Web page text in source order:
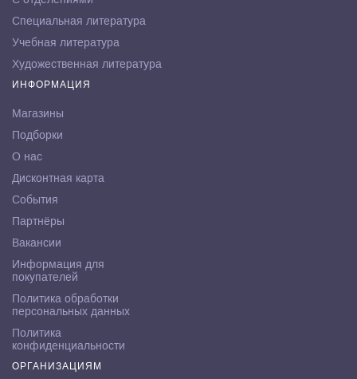
Специальная литература
Учебная литература
Художественная литература
ИНФОРМАЦИЯ
Магазины
Подборки
О нас
Дисконтная карта
События
Партнёры
Вакансии
Информация для
покупателей
Политика обработки
персональных данных
Политика
конфиденциальности
ОРГАНИЗАЦИЯМ